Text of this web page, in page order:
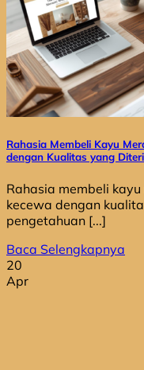
Rahasia Membeli Kayu
dengan Kualitas yang
Rahasia membeli
kecewa dengan
pengetahuan [...]
Baca Selengkapnya
20
Apr